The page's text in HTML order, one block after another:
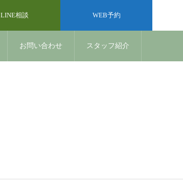
LINE相談 WEB予約
お問い合わせ スタッフ紹介